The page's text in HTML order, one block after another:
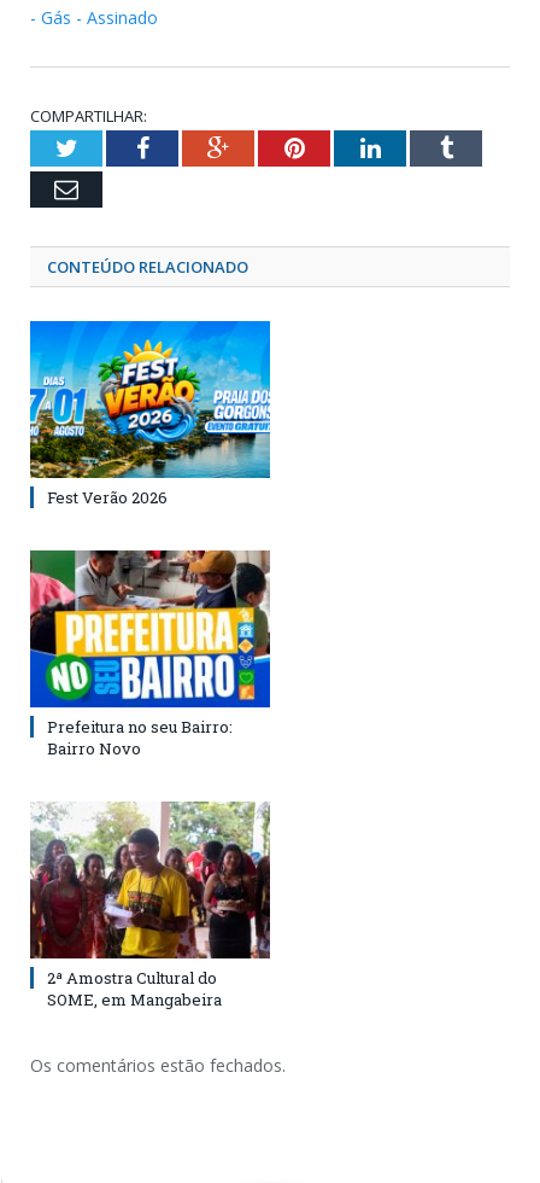
- Gás - Assinado
COMPARTILHAR:
TwitterFacebookGoogle+PinterestLinkedInTumblr
Email
CONTEÚDO RELACIONADO
Fest Verão 2026
Prefeitura no seu Bairro:
Bairro Novo
2ª Amostra Cultural do
SOME, em Mangabeira
Os comentários estão fechados.